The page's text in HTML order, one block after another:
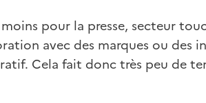
pour la presse, secteur
avec des marques ou des
Cela fait donc très peu de